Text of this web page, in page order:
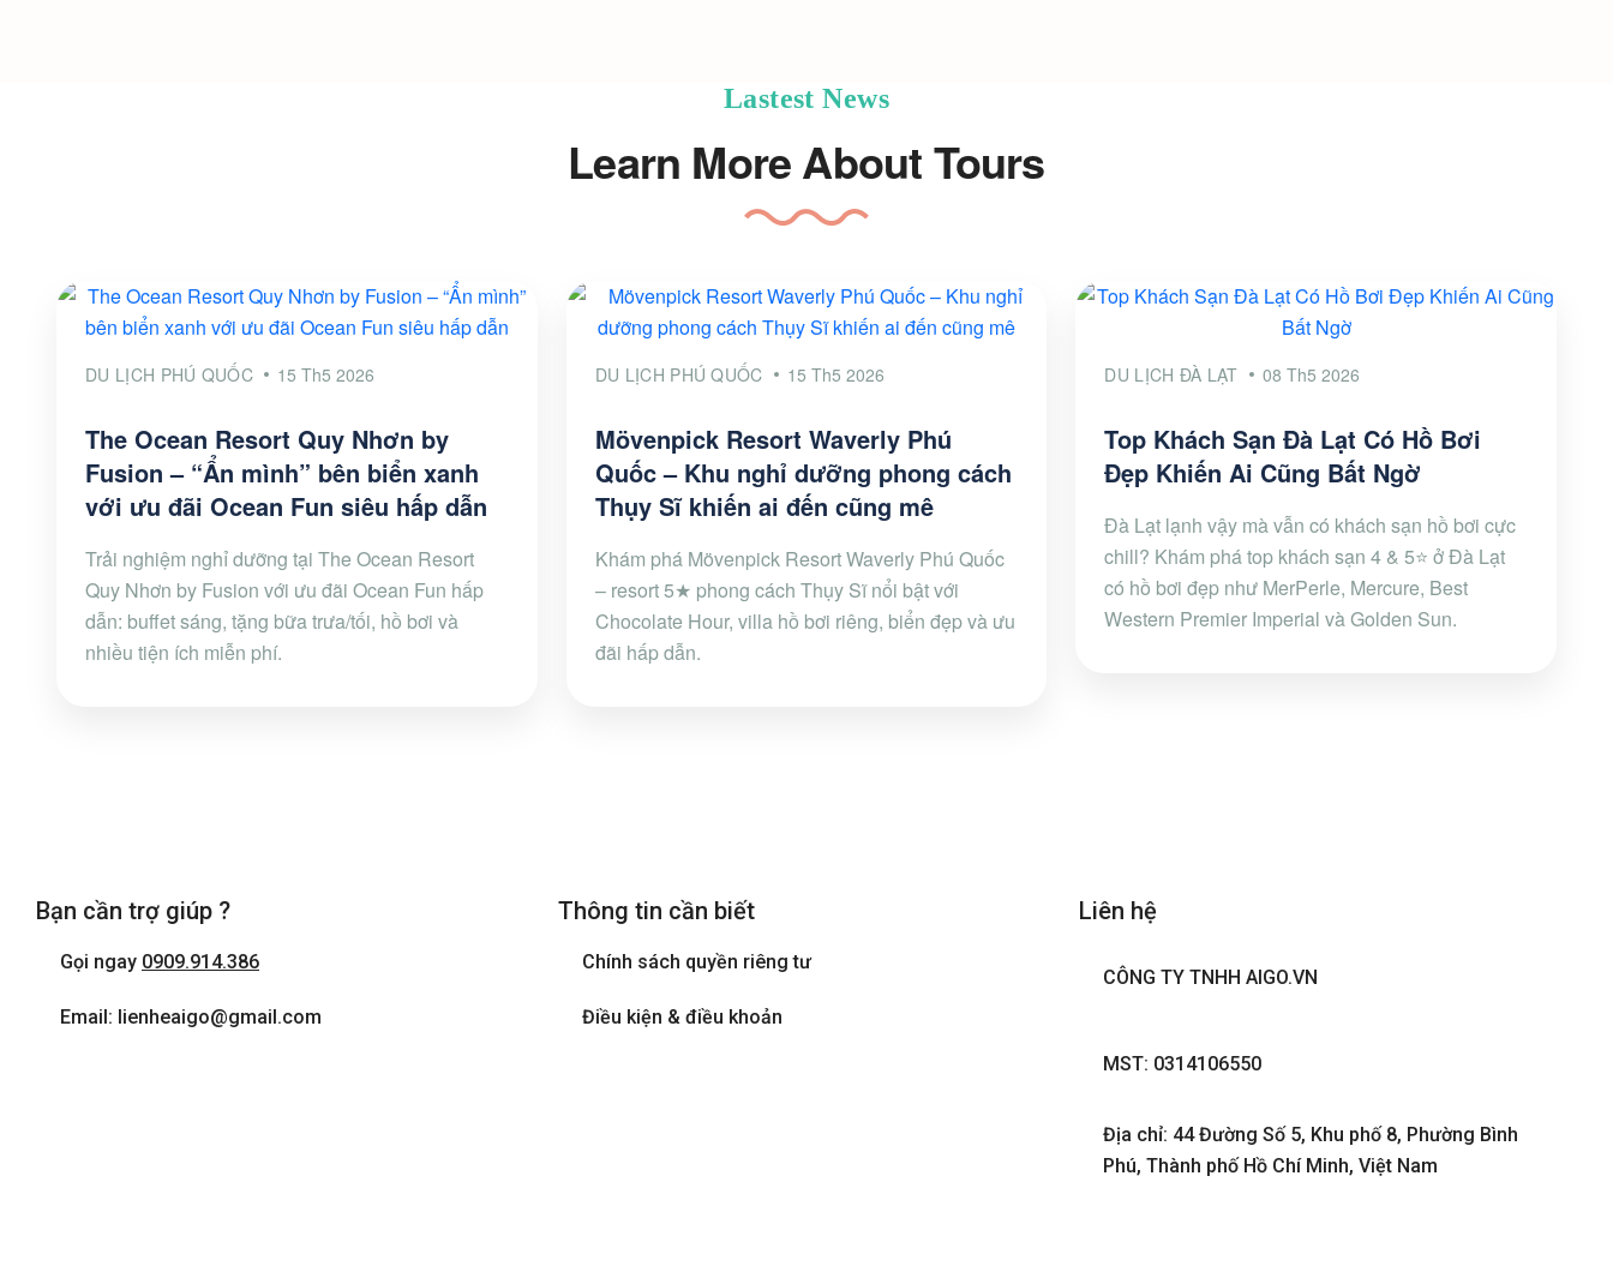
Lastest News
Learn More About Tours
DU LỊCH PHÚ QUỐC 15 Th5 2026
The Ocean Resort Quy Nhơn by
Fusion – “Ẩn mình” bên biển xanh
với ưu đãi Ocean Fun siêu hấp dẫn
Trải nghiệm nghỉ dưỡng tại The Ocean Resort
Quy Nhơn by Fusion với ưu đãi Ocean Fun hấp
dẫn: buffet sáng, tặng bữa trưa/tối, hồ bơi và
nhiều tiện ích miễn phí.
DU LỊCH PHÚ QUỐC 15 Th5 2026
Mövenpick Resort Waverly Phú
Quốc – Khu nghỉ dưỡng phong cách
Thụy Sĩ khiến ai đến cũng mê
Khám phá Mövenpick Resort Waverly Phú Quốc
– resort 5★ phong cách Thụy Sĩ nổi bật với
Chocolate Hour, villa hồ bơi riêng, biển đẹp và ưu
đãi hấp dẫn.
DU LỊCH ĐÀ LẠT 08 Th5 2026
Top Khách Sạn Đà Lạt Có Hồ Bơi
Đẹp Khiến Ai Cũng Bất Ngờ
Đà Lạt lạnh vậy mà vẫn có khách sạn hồ bơi cực
chill? Khám phá top khách sạn 4 & 5⭐ ở Đà Lạt
có hồ bơi đẹp như MerPerle, Mercure, Best
Western Premier Imperial và Golden Sun.
Bạn cần trợ giúp ?
Gọi ngay 0909.914.386
Email: lienheaigo@gmail.com
Thông tin cần biết
Chính sách quyền riêng tư
Điều kiện & điều khoản
Liên hệ
CÔNG TY TNHH AIGO.VN
MST: 0314106550
Địa chỉ: 44 Đường Số 5, Khu phố 8, Phường Bình
Phú, Thành phố Hồ Chí Minh, Việt Nam